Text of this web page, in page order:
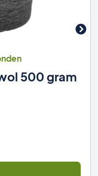
500 gram